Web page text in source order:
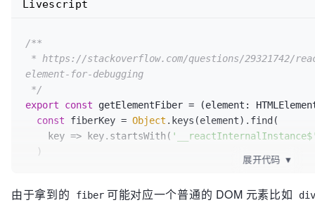
stringLiteral
// 写入组件所在的相对路径
const relativePathAttr =
stringLiteral(relativePath),
)
// 在元素上增加这几个属性
(lineAttr, columnAttr,
return { result: node }
/**
* https://stackoverflow.com/questions/29321742/
element-for-debugging
*/
export
const getElementFiber = (element:
const fiberKey = Object .keys(element).find(
key => key.startsWith(
)
return element[fiberKey] as Fiber
Livescript
展开代码 ▼
由于拿到的 fiber 可能对应一个普通的 DOM 元素比如 div